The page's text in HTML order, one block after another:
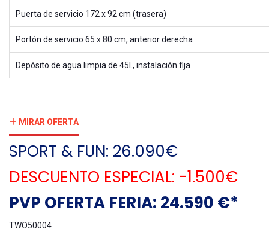
Puerta de servicio 172 x 92 cm (trasera)
Portón de servicio 65 x 80 cm, anterior derecha
Depósito de agua limpia de 45l., instalación fija
MIRAR OFERTA
SPORT & FUN: 26.090€
DESCUENTO ESPECIAL: -1.500€
PVP OFERTA FERIA: 24.590 €*
TWO50004